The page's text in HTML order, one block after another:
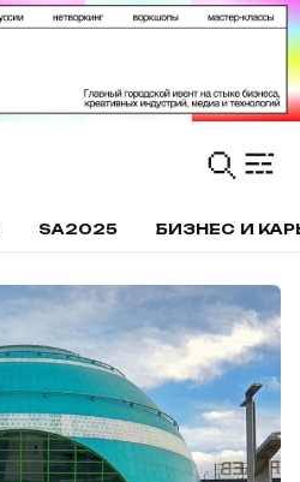
SA2025 БИЗНЕС И